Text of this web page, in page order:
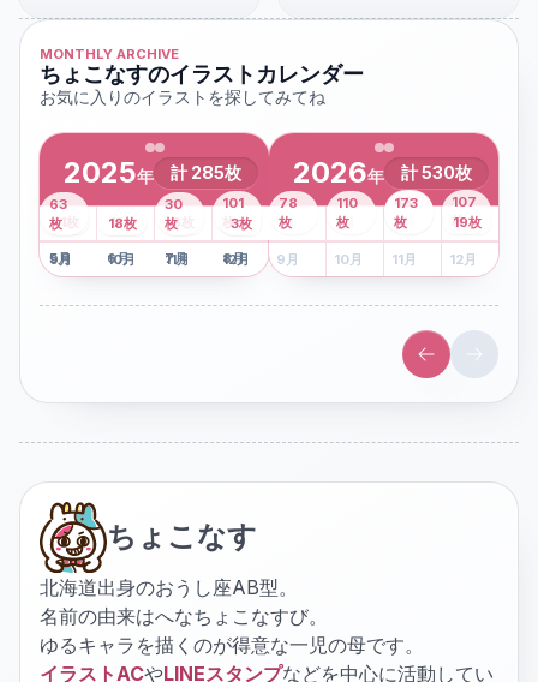
MONTHLY ARCHIVE
ちょこなすのイラストカレンダー
お気に入りのイラストを探してみてね
2025年 計 285枚
1月
2枚 2月 3月 4月
8枚
5月
41 枚
6月
13枚
7月
6枚
8月
101
枚
9月
63
枚
10月
18枚
11月
30
枚
12月
3枚
2026年 計530枚
1月 2月 3月
43
枚
4月
107
枚
5 月
78
枚
6月
110
枚
7月
173
枚
8月
19枚
9 月 10月 11月 12月
ちょこなす
北海道出身のおうし座AB型。
名前の由来はへなちょこなすび。
ゆるキャラを描くのが得意な一児の母です。
イラストACやLINEスタンプなどを中心に活動してい